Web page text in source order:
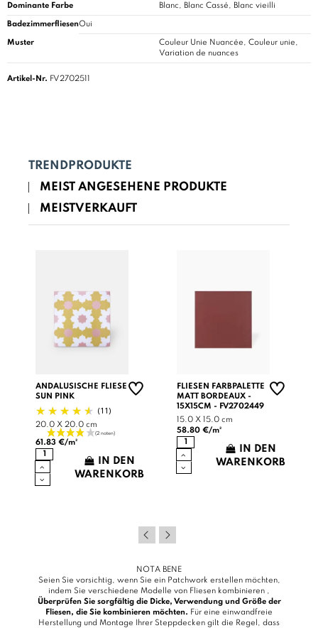
Dominante Farbe Blanc, Blanc Cassé, Blanc vieilli
BadezimmerfliesenOui
Muster
Couleur Unie Nuancée, Couleur unie,
Variation de nuances
Artikel-Nr. FV2702511
TRENDPRODUKTE
MEIST ANGESEHENE PRODUKTE
MEISTVERKAUFT
ANDALUSISCHE FLIESE
SUN PINK
(11)
20.0 X 20.0 cm
61.83 €/m²
IN DEN
WARENKORB
FLIESEN FARBPALETTE
MATT BORDEAUX -
15X15CM - FV2702449
15.0 X 15.0 cm
58.80 €/m²
IN DEN
WARENKORB
NOTA BENE
Seien Sie vorsichtig, wenn Sie ein Patchwork erstellen möchten,
indem Sie verschiedene Modelle von Fliesen kombinieren ,
Überprüfen Sie sorgfältig die Dicke, Verwendung und Größe der
Fliesen, die Sie kombinieren möchten. Für eine einwandfreie
Herstellung und Montage Ihrer Steppdecken gilt die Regel, dass